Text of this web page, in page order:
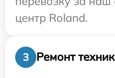
центр Roland.
3
Ремонт